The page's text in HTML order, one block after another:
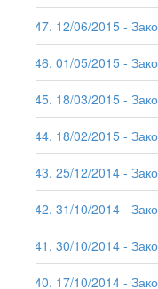
147. 12/06/2015 -
146. 01/05/2015 -
145. 18/03/2015 -
144. 18/02/2015 -
143. 25/12/2014 -
142. 31/10/2014 -
141. 30/10/2014 -
140. 17/10/2014 -